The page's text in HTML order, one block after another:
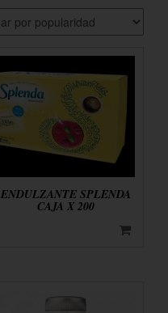
ENDULZANTE SPLENDA
CAJA X 200